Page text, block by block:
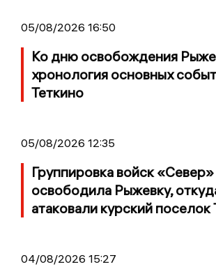
05/08/2026 16:50
Ко дню освобождения
хронология основных
Теткино
05/08/2026 12:35
Группировка войск «Север»
освободила Рыжевку,
атаковали курский поселок
04/08/2026 15:27